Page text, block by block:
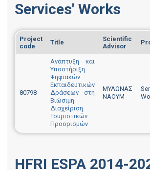
Services' Works
Project
code
Title
Scientific
Advisor
80798
Ανάπτυξη και
Υποστήριξη
Ψηφιακών
Εκπαιδευτικών
Δράσεων στη
Βιώσιμη
Διαχείριση
Τουριστικών
Προορισμών
ΜΥΛΩΝΑΣ
ΝΑΟΥΜ
HFRI ESPA 2014-